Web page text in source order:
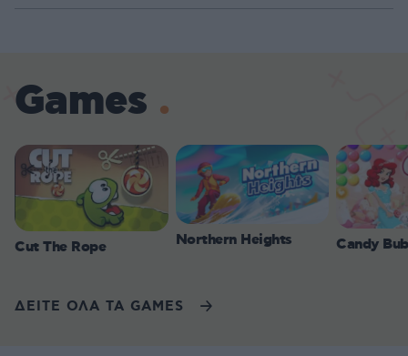
Games
Cut The Rope Northern Heights Candy
ΔΕΙΤΕ ΟΛΑ ΤΑ GAMES